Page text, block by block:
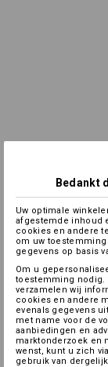
Bedankt
Uw optimale
afgestemde inhoud
cookies en andere
om uw
gegevens op basis
Om u
toestemming nodig.
verzamelen wij
cookies en andere
evenals gegevens
met name voor de
aanbiedingen en
marktonderzoek en
wenst, kunt u zich
gebruik van